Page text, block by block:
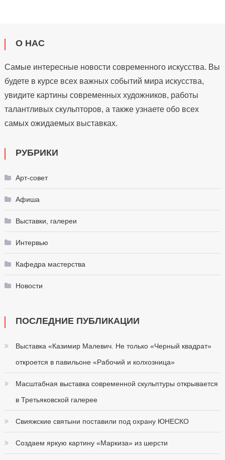
О НАС
Самые интересные новости современного искусства. Вы
будете в курсе всех важных событий мира искусства,
увидите картины современных художников, работы
талантливых скульпторов, а также узнаете обо всех
самых ожидаемых выставках.
РУБРИКИ
Арт-совет
Афиша
Выставки, галереи
Интервью
Кафедра мастерства
Новости
ПОСЛЕДНИЕ ПУБЛИКАЦИИ
Выставка «Казимир Малевич. Не только «Черный квадрат»
откроется в павильоне «Рабочий и колхозница»
Масштабная выставка современной скульптуры открывается
в Третьяковской галерее
Свияжские святыни поставили под охрану ЮНЕСКО
Создаем яркую картину «Маркиза» из шерсти